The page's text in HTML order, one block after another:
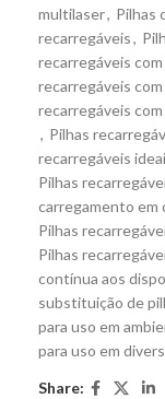
multilaser, Pilhas
recarregáveis,
recarregáveis
recarregáveis
recarregáveis
, Pilhas
recarregáveis
Pilhas
carregamento em
Pilhas
Pilhas
contínua aos
substituição de
para uso em
para uso em
Share: